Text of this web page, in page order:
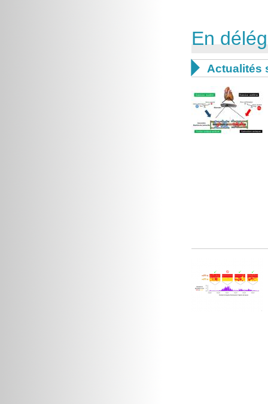
En
 Actualités